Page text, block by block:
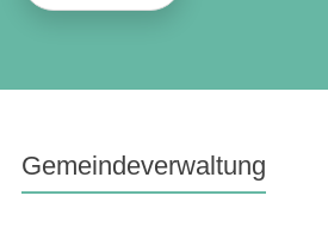
Gemeindeverwaltung